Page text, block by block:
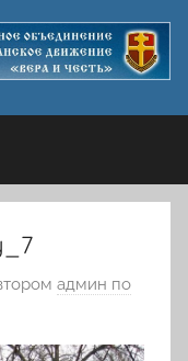
админ по